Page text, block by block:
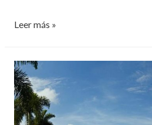
Leer más »